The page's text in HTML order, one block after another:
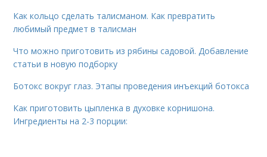
Как кольцо сделать талисманом. Как превратить
любимый предмет в талисман
Что можно приготовить из рябины садовой. Добавление
статьи в новую подборку
Ботокс вокруг глаз. Этапы проведения инъекций ботокса
Как приготовить цыпленка в духовке корнишона.
Ингредиенты на 2-3 порции: